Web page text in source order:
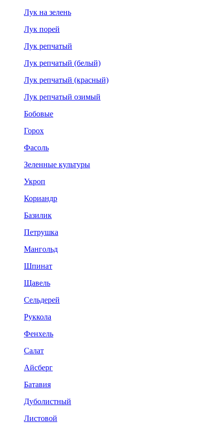
Лук на зелень
Лук порей
Лук репчатый
Лук репчатый (белый)
Лук репчатый (красный)
Лук репчатый озимый
Бобовые
Горох
Фасоль
Зеленные культуры
Укроп
Кориандр
Базилик
Петрушка
Мангольд
Шпинат
Щавель
Сельдерей
Руккола
Фенхель
Салат
Айсберг
Батавия
Дуболистный
Листовой